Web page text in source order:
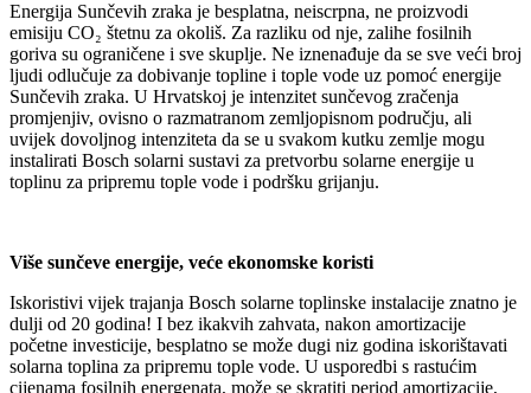
Energija Sunčevih zraka je besplatna, neiscrpna, ne proizvodi
emisiju CO₂ štetnu za okoliš. Za razliku od nje, zalihe fosilnih
goriva su ograničene i sve skuplje. Ne iznenađuje da se sve veći broj
ljudi odlučuje za dobivanje topline i tople vode uz pomoć energije
Sunčevih zraka. U Hrvatskoj je intenzitet sunčevog zračenja
promjenjiv, ovisno o razmatranom zemljopisnom području, ali
uvijek dovoljnog intenziteta da se u svakom kutku zemlje mogu
instalirati Bosch solarni sustavi za pretvorbu solarne energije u
toplinu za pripremu tople vode i podršku grijanju.
Više sunčeve energije, veće ekonomske koristi
Iskoristivi vijek trajanja Bosch solarne toplinske instalacije znatno je
dulji od 20 godina! I bez ikakvih zahvata, nakon amortizacije
početne investicije, besplatno se može dugi niz godina iskorištavati
solarna toplina za pripremu tople vode. U usporedbi s rastućim
cijenama fosilnih energenata, može se skratiti period amortizacije,